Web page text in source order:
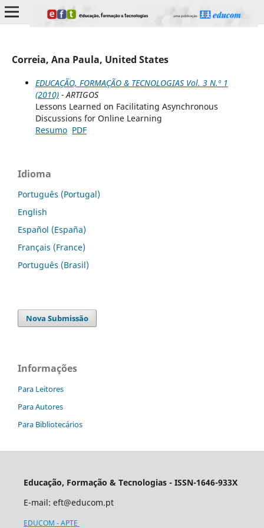
Correia, Ana Paula, United States
EDUCAÇÃO, FORMAÇÃO & TECNOLOGIAS Vol. 3 N.º 1
(2010)- ARTIGOS
Lessons Learned on Facilitating Asynchronous
Discussions for Online Learning
Resumo PDF
Idioma
Português (Portugal)
English
Español (España)
Français (France)
Português (Brasil)
Nova Submissão
Informações
Para Leitores
Para Autores
Para Bibliotecários
Educação, Formação & Tecnologias - ISSN-1646-933X
E-mail: eft@educom.pt
EDUCOM - APTE